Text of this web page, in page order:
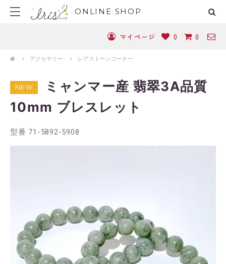
ONLINE SHOP
マイページ 0 0
アクセサリー レアストーンコーナー
NEW
ミャンマー産 翡翠3A品質
10mm ブレスレット
型番 71-5892-5908